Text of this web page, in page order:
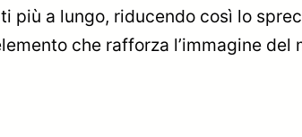
a lungo, riducendo così lo
che rafforza l’immagine